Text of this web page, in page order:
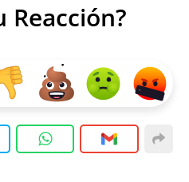
Reacción?